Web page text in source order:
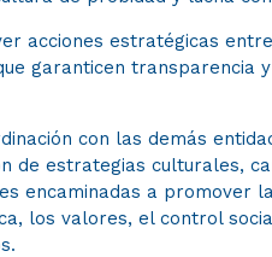
acciones estratégicas
garanticen transparencia
con las demás
de estrategias culturales,
encaminadas a promover
los valores, el control